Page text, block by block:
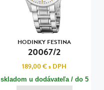
HODINKY FESTINA
20067/2
189,00 €s DPH
skladom u dodávateľa / do 5